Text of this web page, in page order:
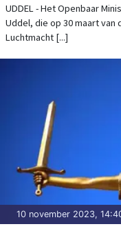
UDDEL - Het Openbaar
Uddel, die op 30 maart van
Luchtmacht [...]
10 november 2023,